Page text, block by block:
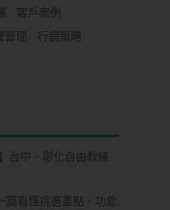
客戶案例
管理
行銷策略
台中、彰化自由教練
篇看懂挑選重點、功能